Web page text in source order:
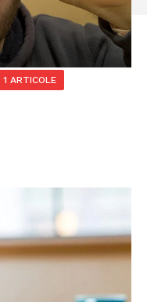
1 ARTICOLE